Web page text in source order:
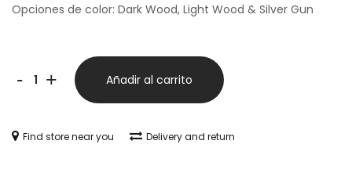
Opciones de color: Dark Wood, Light Wood & Silver Gun
- + Añadir al carrito
Find store near you Delivery and return